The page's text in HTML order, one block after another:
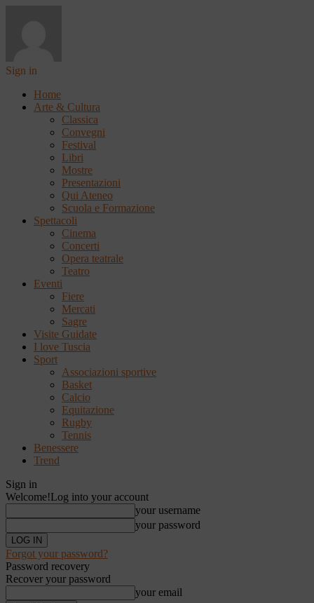
Sign in
Home
Arte & Cultura
Classica
Convegni
Festival
Libri
Mostre
Presentazioni
Qui Ateneo
Scuola e Formazione
Spettacoli
Cinema
Concerti
Opera teatrale
Teatro
Eventi
Fiere
Mercati
Sagre
Visite Guidate
I love Tuscia
Sport
Associazioni sportive
Basket
Calcio
Equitazione
Rugby
Tennis
Benessere
Trend
Sign in
Welcome!Log into your account
your username
your password
Forgot your password?
Password recovery
Recover your password
your email